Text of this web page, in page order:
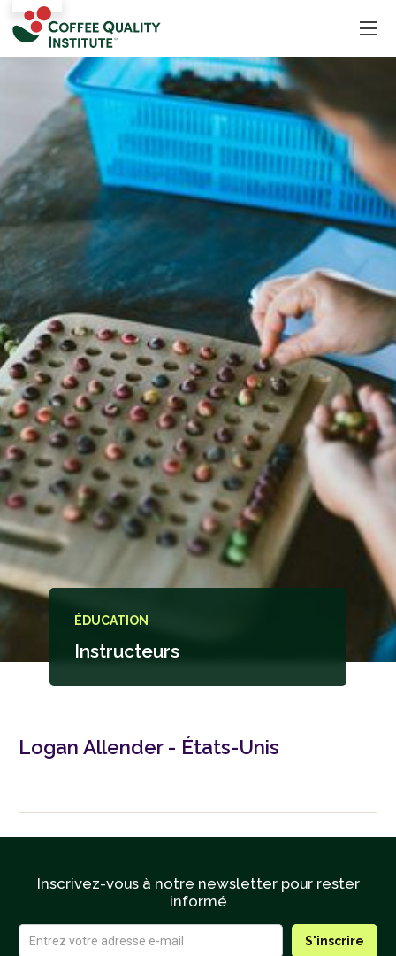
ÉDUCATION
Instructeurs
Logan Allender - États-Unis
Inscrivez-vous à notre newsletter pour rester
informé